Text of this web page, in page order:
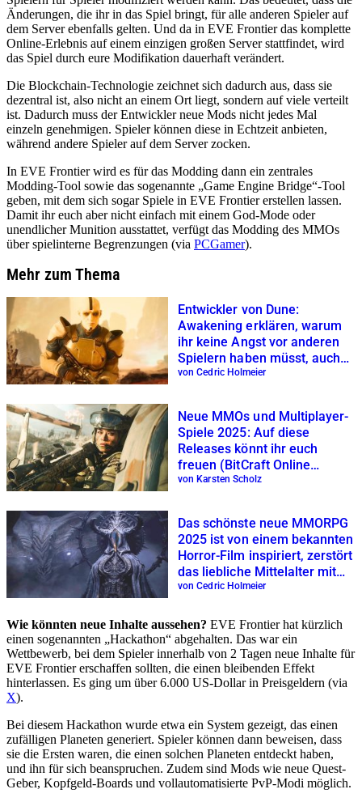
Änderungen, die ihr in das Spiel bringt, für alle anderen Spieler auf
dem Server ebenfalls gelten. Und da in EVE Frontier das komplette
Online-Erlebnis auf einem einzigen großen Server stattfindet, wird
das Spiel durch eure Modifikation dauerhaft verändert.
Die Blockchain-Technologie zeichnet sich dadurch aus, dass sie
dezentral ist, also nicht an einem Ort liegt, sondern auf viele verteilt
ist. Dadurch muss der Entwickler neue Mods nicht jedes Mal
einzeln genehmigen. Spieler können diese in Echtzeit anbieten,
während andere Spieler auf dem Server zocken.
In EVE Frontier wird es für das Modding dann ein zentrales
Modding-Tool sowie das sogenannte „Game Engine Bridge“-Tool
geben, mit dem sich sogar Spiele in EVE Frontier erstellen lassen.
Damit ihr euch aber nicht einfach mit einem God-Mode oder
unendlicher Munition ausstattet, verfügt das Modding des MMOs
über spielinterne Begrenzungen (via PCGamer).
Mehr zum Thema
Entwickler von Dune:
Awakening erklären, warum
ihr keine Angst vor anderen
Spielern haben müsst, auch
wenn PvP ein wichtiger Teil
von Cedric Holmeier
Neue MMOs und Multiplayer-
Spiele 2025: Auf diese
Releases könnt ihr euch
freuen (BitCraft Online
verschiebt sich)
von Karsten Scholz
Das schönste neue MMORPG
2025 ist von einem bekannten
Horror-Film inspiriert, zerstört
das liebliche Mittelalter mit
außerirdischen Angreifern
von Cedric Holmeier
Wie könnten neue Inhalte aussehen? EVE Frontier hat kürzlich
einen sogenannten „Hackathon“ abgehalten. Das war ein
Wettbewerb, bei dem Spieler innerhalb von 2 Tagen neue Inhalte für
EVE Frontier erschaffen sollten, die einen bleibenden Effekt
hinterlassen. Es ging um über 6.000 US-Dollar in Preisgeldern (via
X).
Bei diesem Hackathon wurde etwa ein System gezeigt, das einen
zufälligen Planeten generiert. Spieler können dann beweisen, dass
sie die Ersten waren, die einen solchen Planeten entdeckt haben,
und ihn für sich beanspruchen. Zudem sind Mods wie neue Quest-
Geber, Kopfgeld-Boards und vollautomatisierte PvP-Modi möglich.